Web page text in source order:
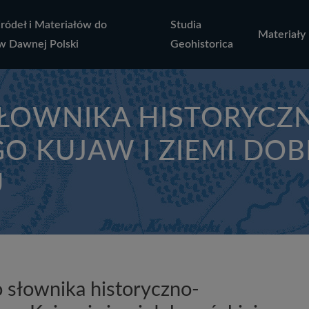
i Materiałów do
Dawnej Polski
Studia
Geohistorica
Materiały
KUJAW I ZIEMI
słownika historyczno-